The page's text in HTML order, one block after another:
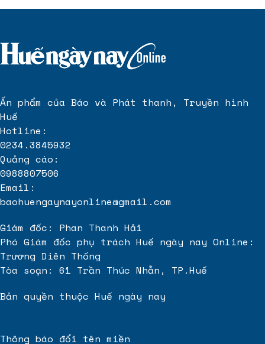
Ấn phẩm của Báo và Phát thanh, Truyền hình
Huế
Hotline:
0234.3845932
Quảng cáo:
0988807506
Email:
baohuengaynayonline@gmail.com
Giám đốc: Phan Thanh Hải
Phó Giám đốc phụ trách Huế ngày nay Online:
Trương Diên Thống
Tòa soạn: 61 Trần Thúc Nhẫn, TP.Huế
Bản quyền thuộc Huế ngày nay
Thông báo đổi tên miền